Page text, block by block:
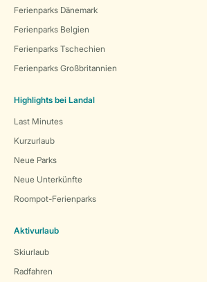
Ferienparks Dänemark
Ferienparks Belgien
Ferienparks Tschechien
Ferienparks Großbritannien
Highlights bei Landal
Last Minutes
Kurzurlaub
Neue Parks
Neue Unterkünfte
Roompot-Ferienparks
Aktivurlaub
Skiurlaub
Radfahren